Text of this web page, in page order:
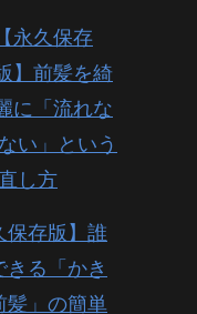
【永久保存
】前髪を綺
に「流れな
い」という
し方
保存版】誰
きる「かき
髪」の簡単